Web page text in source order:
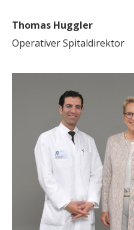
Thomas Huggler
Operativer Spitaldirektor